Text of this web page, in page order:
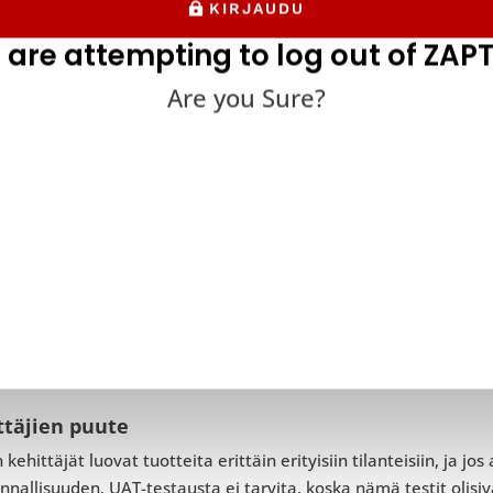
muutamia ääritapauksia, joissa kehitysprosessit
tuote lanseerataan testaamatta ohjelmistoa loppukäyttäjän
teollisuudenaloilla on erittäin tiukat aikatauluvaatimukset
on myöhässä, jotkut julkaisijat voivat
puute
kehittäjät luovat tuotteita erittäin erityisiin tilanteisiin, ja jos
UAT-testausta ei tarvita, koska nämä testit
KIRJAUDU
are attempting to log out of
Are you Sure?